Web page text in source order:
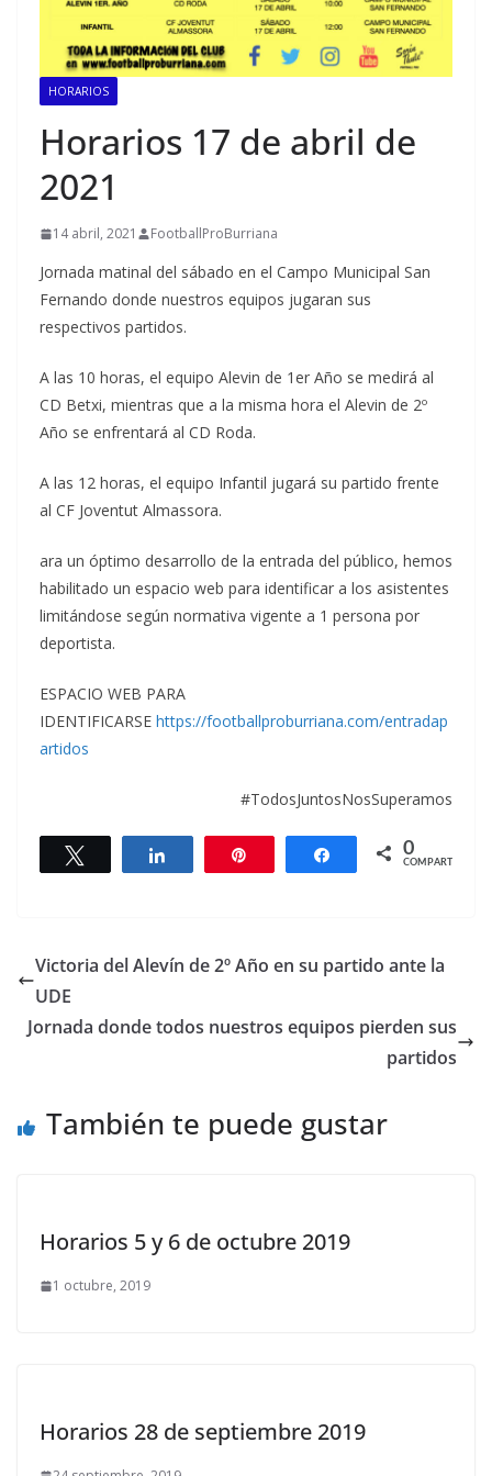
HORARIOS
Horarios 17 de abril de
2021
14 abril, 2021 FootballProBurriana
Jornada matinal del sábado en el Campo Municipal San
Fernando donde nuestros equipos jugaran sus
respectivos partidos.
A las 10 horas, el equipo Alevin de 1er Año se medirá al
CD Betxi, mientras que a la misma hora el Alevin de 2º
Año se enfrentará al CD Roda.
A las 12 horas, el equipo Infantil jugará su partido frente
al CF Joventut Almassora.
ara un óptimo desarrollo de la entrada del público, hemos
habilitado un espacio web para identificar a los asistentes
limitándose según normativa vigente a 1 persona por
deportista.
ESPACIO WEB PARA
IDENTIFICARSE https://footballproburriana.com/entradap
artidos
#TodosJuntosNosSuperamos
Twittear Compartir Compartir
0
COMPARTIR
Victoria del Alevín de 2º Año en su partido ante la
UDE
Jornada donde todos nuestros equipos pierden sus
partidos
También te puede gustar
Horarios 5 y 6 de octubre 2019
1 octubre, 2019
Horarios 28 de septiembre 2019